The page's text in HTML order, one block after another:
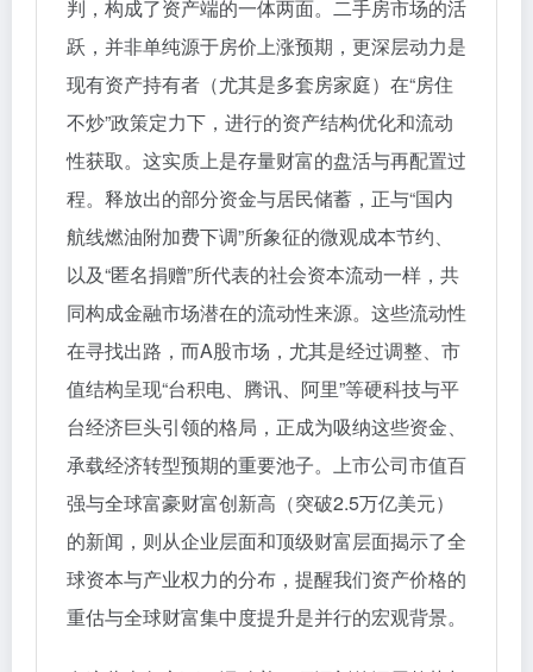
判，构成了资产端的一体两面。二手房市场的活
跃，并非单纯源于房价上涨预期，更深层动力是
现有资产持有者（尤其是多套房家庭）在“房住
不炒”政策定力下，进行的资产结构优化和流动
性获取。这实质上是存量财富的盘活与再配置过
程。释放出的部分资金与居民储蓄，正与“国内
航线燃油附加费下调”所象征的微观成本节约、
以及“匿名捐赠”所代表的社会资本流动一样，共
同构成金融市场潜在的流动性来源。这些流动性
在寻找出路，而A股市场，尤其是经过调整、市
值结构呈现“台积电、腾讯、阿里”等硬科技与平
台经济巨头引领的格局，正成为吸纳这些资金、
承载经济转型预期的重要池子。上市公司市值百
强与全球富豪财富创新高（突破2.5万亿美元）
的新闻，则从企业层面和顶级财富层面揭示了全
球资本与产业权力的分布，提醒我们资产价格的
重估与全球财富集中度提升是并行的宏观背景。